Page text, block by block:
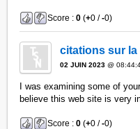
Score :0 (+0 /-0)
citations sur la
02 JUIN 2023 @
I was examining some of
believe this web site is very
Score :0 (+0 /-0)